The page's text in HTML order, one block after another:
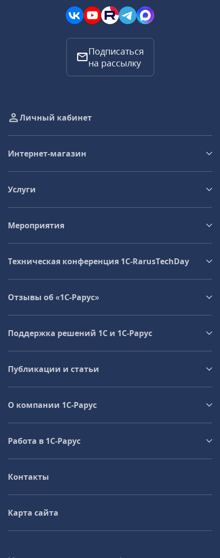
Подписаться
на рассылку
Личный кабинет
Интернет-магазин
Услуги
Мероприятия
Техническая конференция 1C‑RarusTechDay
Отзывы об «1С-Рарус»
Поддержка решений 1С и 1С‑Рарус
Публикации и статьи
О компании 1C-Рарус
Работа в 1С‑Рарус
Контакты
Карта сайта